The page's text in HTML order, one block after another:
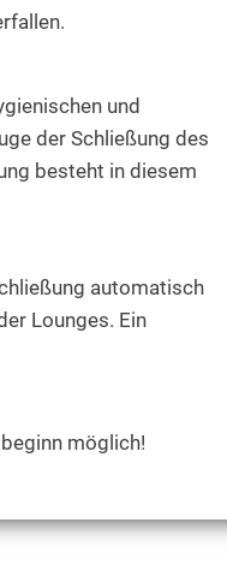
und
der Schließung des
besteht in diesem
automatisch
Lounges. Ein
möglich!